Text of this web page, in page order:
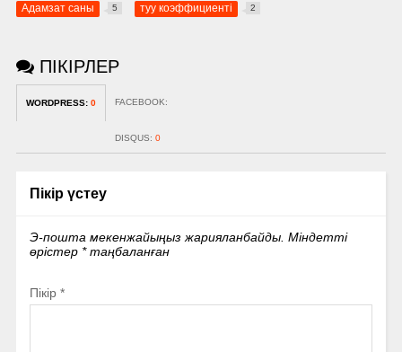
Адамзат саны 5 туу коэффициенті 2
ПІКІРЛЕР
WORDPRESS: 0 FACEBOOK:
DISQUS: 0
Пікір үстеу
Э-пошта мекенжайыңыз жарияланбайды. Міндетті
өрістер *таңбаланған
Пікір *